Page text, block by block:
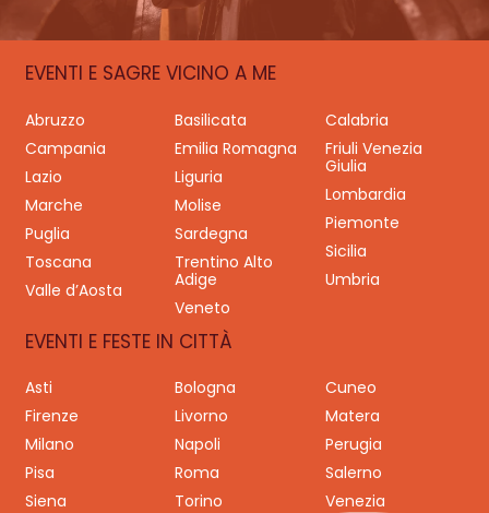
EVENTI E SAGRE VICINO A ME
Abruzzo Basilicata
Calabria
Campania
Emilia Romagna
Friuli Venezia
Giulia
Lazio
Liguria
Lombardia
Marche
Molise
Piemonte
Puglia
Sardegna
Sicilia
Toscana
Trentino Alto
Adige
Umbria
Valle d’Aosta
Veneto
EVENTI E FESTE IN CITTÀ
Asti Bologna
Cuneo
Firenze
Livorno
Matera
Milano
Napoli
Perugia
Pisa
Roma
Salerno
Siena
Torino Venezia